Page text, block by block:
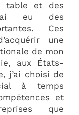
table et des
eu des
Ces
une
de mon
aux États-
j’ai choisi de
à temps
et
que